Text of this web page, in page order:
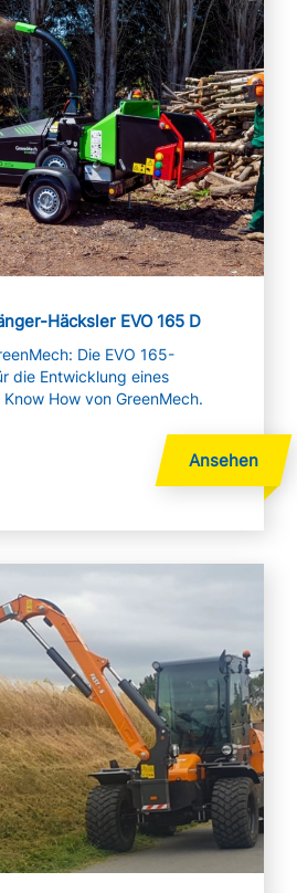
Häcksler EVO 165 D
Die EVO 165-
die Entwicklung eines
How von GreenMech.